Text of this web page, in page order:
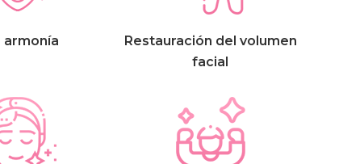
armonía
Restauración del volumen
facial